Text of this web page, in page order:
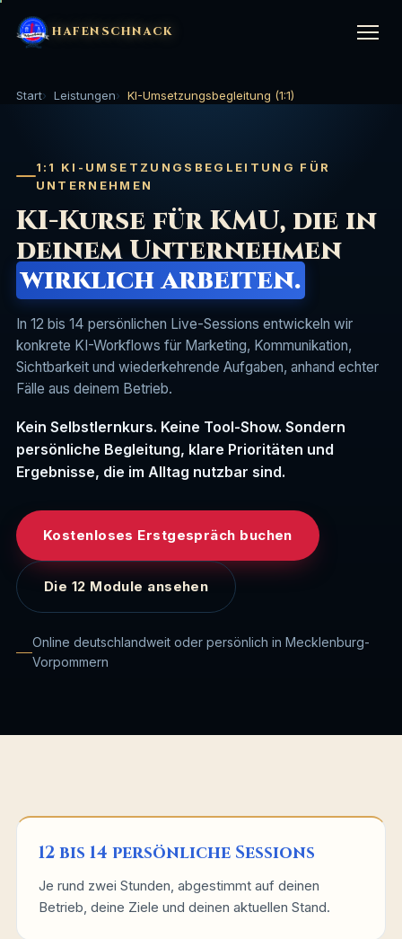
HAFENSCHNACK
🤖 KI-Kurs (1:1)
⚙️ KI-Website-Kurs
⚓ SEO & GEO Setup
📈 SEO-Betreuung (Agentur)
🌊 Website-Bau
Google Ads
🛒 Onlineshop
✒️ Buch schreiben mit KI
STRATEGIE & BERATUNG
🔨 Marketing im Handwerk
👷 Mitarbeiter finden Handwerk
🏗️ Marketing für Bauunternehmen
🎓 Coachings & Trainings
🧭 Workshops & Seminare
BRANCHEN ▼
🔨 Handwerk
🍽️ Gastronomie
🏨 Hotellerie & Ferienunterkünfte
UNTERNEHMEN ▼
⛵ Über uns
📖 Logbuch
🗺️ Wissen
Kontakt
Start Leistungen KI-Umsetzungsbegleitung (1:1)
1:1 KI-UMSETZUNGSBEGLEITUNG FÜR
UNTERNEHMEN
KI-Kurse für KMU, die in
deinem Unternehmen
wirklich arbeiten.
In 12 bis 14 persönlichen Live-Sessions entwickeln wir
konkrete KI-Workflows für Marketing, Kommunikation,
Sichtbarkeit und wiederkehrende Aufgaben, anhand echter
Fälle aus deinem Betrieb.
Kein Selbstlernkurs. Keine Tool-Show. Sondern
persönliche Begleitung, klare Prioritäten und
Ergebnisse, die im Alltag nutzbar sind.
Kostenloses Erstgespräch buchen
Die 12 Module ansehen
Online deutschlandweit oder persönlich in Mecklenburg-
Vorpommern
12 bis 14 persönliche Sessions
Je rund zwei Stunden, abgestimmt auf deinen
Betrieb, deine Ziele und deinen aktuellen Stand.